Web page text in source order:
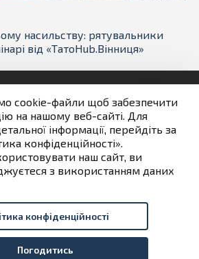
насильству: рятувальники
від «ТатоHub.Вінниця»
cookie-файли щоб забезпечити
на нашому веб-сайті. Для
інформації, перейдіть за
конфіденційності».
наш сайт, ви
з використанням даних
конфіденційності
Погодитись
всі матеріали розміщені на
4.0 International license
Державна ІТ-компанія «ІНФОТЕХ»
Людям із порушенням зору